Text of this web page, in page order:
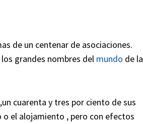
de un centenar de asociaciones.
grandes nombres del mundo de la
cuarenta y tres por ciento de sus
el alojamiento , pero con efectos